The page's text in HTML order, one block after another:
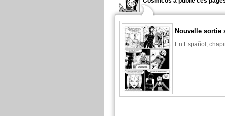
Nouvelle sortie
En Español,